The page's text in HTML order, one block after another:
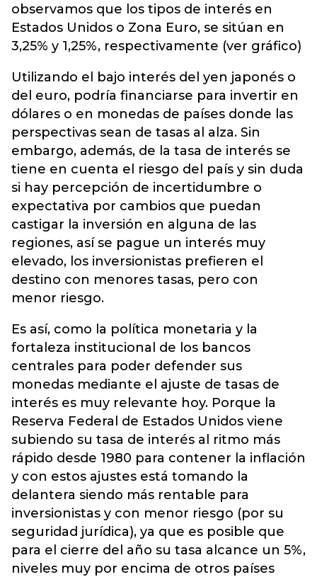
observamos que los tipos de interés en
Estados Unidos o Zona Euro, se sitúan en
3,25% y 1,25%, respectivamente (ver gráfico)
Utilizando el bajo interés del yen japonés o
del euro, podría financiarse para invertir en
dólares o en monedas de países donde las
perspectivas sean de tasas al alza. Sin
embargo, además, de la tasa de interés se
tiene en cuenta el riesgo del país y sin duda
si hay percepción de incertidumbre o
expectativa por cambios que puedan
castigar la inversión en alguna de las
regiones, así se pague un interés muy
elevado, los inversionistas prefieren el
destino con menores tasas, pero con
menor riesgo.
Es así, como la política monetaria y la
fortaleza institucional de los bancos
centrales para poder defender sus
monedas mediante el ajuste de tasas de
interés es muy relevante hoy. Porque la
Reserva Federal de Estados Unidos viene
subiendo su tasa de interés al ritmo más
rápido desde 1980 para contener la inflación
y con estos ajustes está tomando la
delantera siendo más rentable para
inversionistas y con menor riesgo (por su
seguridad jurídica), ya que es posible que
para el cierre del año su tasa alcance un 5%,
niveles muy por encima de otros países